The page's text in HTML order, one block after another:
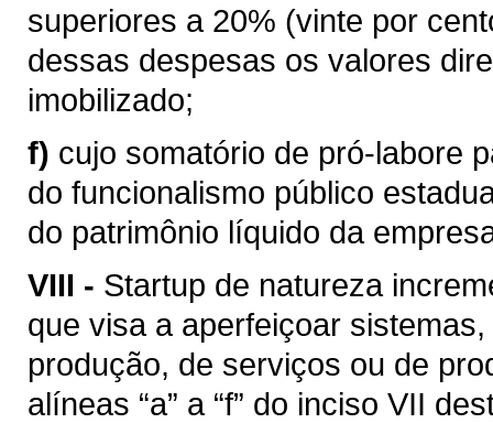
superiores a 20% (vinte por
dessas despesas os valores
imobilizado;
f) cujo somatório de pró-labore
do funcionalismo público
do patrimônio líquido da
VIII - Startup de natureza
que visa a aperfeiçoar
produção, de serviços ou de
alíneas “a” a “f” do inciso VII